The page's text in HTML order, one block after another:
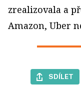
zrealizovala a
Amazon, Uber
SDÍLET